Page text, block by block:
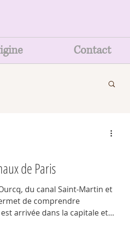
Contact
de Paris
du canal Saint-Martin et
de comprendre
arrivée dans la capitale et